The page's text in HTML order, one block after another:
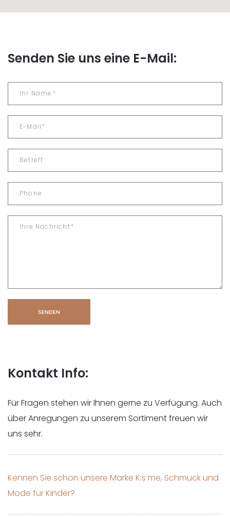
Senden Sie uns eine E-Mail:
SENDEN
Kontakt Info:
Für Fragen stehen wir Ihnen gerne zu Verfügung. Auch
über Anregungen zu unserem Sortiment freuen wir
uns sehr.
Kennen Sie schon unsere Marke K:s me, Schmuck und
Mode für Kinder?